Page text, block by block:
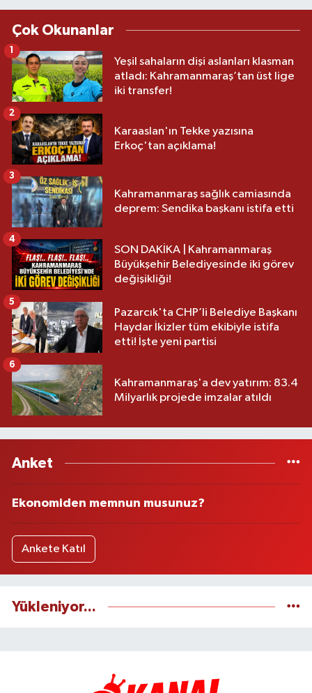
Çok Okunanlar
Yeşil sahaların dişi aslanları klasman
atladı: Kahramanmaraş’tan üst lige
iki transfer!
1
Karaaslan'ın Tekke yazısına
Erkoç'tan açıklama!
2
Kahramanmaraş sağlık camiasında
deprem: Sendika başkanı istifa etti
3
SON DAKİKA | Kahramanmaraş
Büyükşehir Belediyesinde iki görev
değişikliği!
4
Pazarcık'ta CHP’li Belediye Başkanı
Haydar İkizler tüm ekibiyle istifa
etti! İşte yeni partisi
5
Kahramanmaraş'a dev yatırım: 83.4
Milyarlık projede imzalar atıldı
6
Anket
Ekonomiden memnun musunuz?
Ankete Katıl
Yükleniyor...